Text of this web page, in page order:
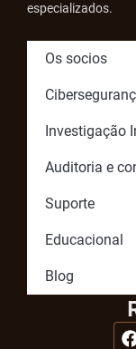
especializados.
Os socios
Investigação
Auditoria e
Suporte
Educacional
Blog